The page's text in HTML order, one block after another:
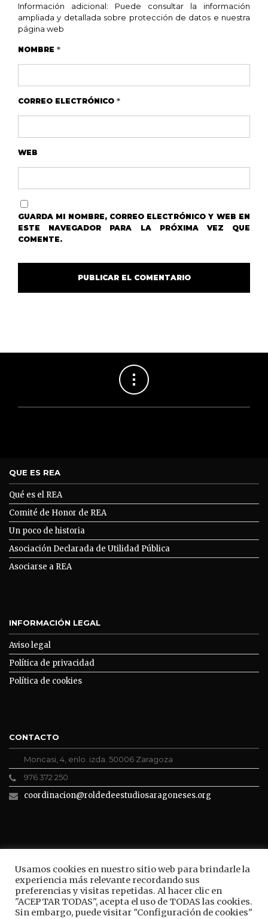
Información adicional: Puede consultar la información
ampliada y detallada sobre protección de datos e nuestra
página web
NOMBRE *
CORREO ELECTRÓNICO *
WEB
GUARDA MI NOMBRE, CORREO ELECTRÓNICO Y WEB EN
ESTE NAVEGADOR PARA LA PRÓXIMA VEZ QUE
COMENTE.
Usamos cookies en nuestro sitio web para brindarle la
experiencia más relevante recordando sus
preferencias y visitas repetidas. Al hacer clic en
"ACEPTAR TODAS", acepta el uso de TODAS las cookies.
Sin embargo, puede visitar "Configuración de cookies"
QUE ES REA
Qué es el REA
Comité de Honor de REA
Un poco de historia
Asociación Declarada de Utilidad Pública
Asociarse a REA
INFORMACIÓN LEGAL
Aviso legal
Política de privacidad
Política de cookies
CONTACTO
Moncasi, 4, enlo. izda. 50006 Zaragoza
976 372 250
coordinacion@roldedeestudiosaragoneses.org
ROLDE CONECTA